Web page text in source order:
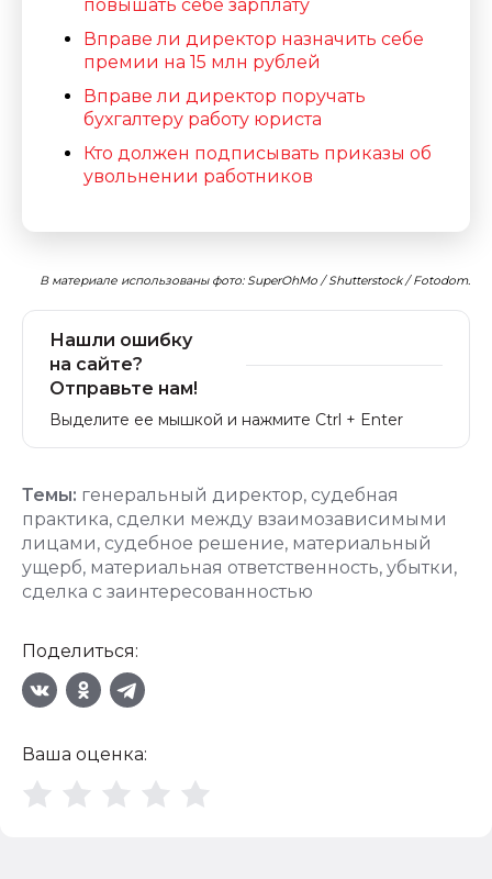
повышать себе зарплату
Вправе ли директор назначить себе
премии на 15 млн рублей
Вправе ли директор поручать
бухгалтеру работу юриста
Кто должен подписывать приказы об
увольнении работников
В материале использованы фото: SuperOhMo / Shutterstock / Fotodom.
Нашли ошибку
на сайте?
Отправьте нам!
Выделите ее мышкой и нажмите Ctrl + Enter
Темы: генеральный директор, судебная
практика, сделки между взаимозависимыми
лицами, судебное решение, материальный
ущерб, материальная ответственность, убытки,
сделка с заинтересованностью
Поделиться:
Ваша оценка: